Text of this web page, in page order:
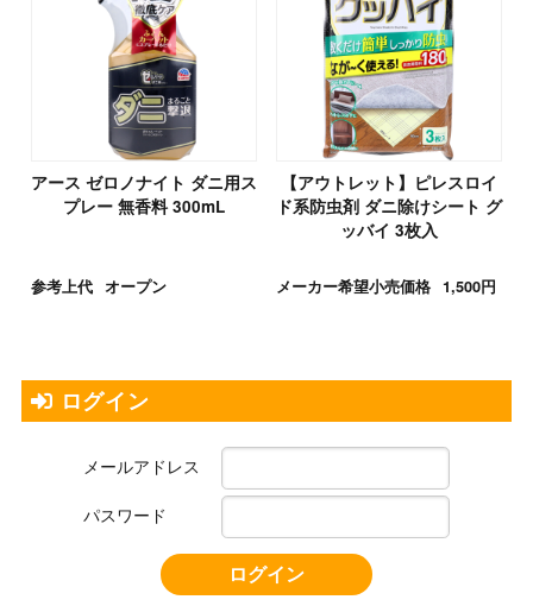
アース ゼロノナイト ダニ用ス
プレー 無香料 300mL
参考上代 オープン
【アウトレット】ピレスロイ
ド系防虫剤 ダニ除けシート グ
ッバイ 3枚入
メーカー希望小売価格 1,500円
ログイン
メールアドレス
パスワード
ログイン